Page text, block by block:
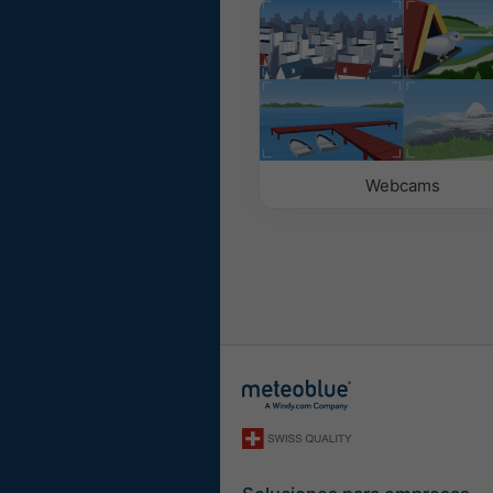
Con color de fondo
Sin fondo: Texto
Sin fondo: Texto
Webcams